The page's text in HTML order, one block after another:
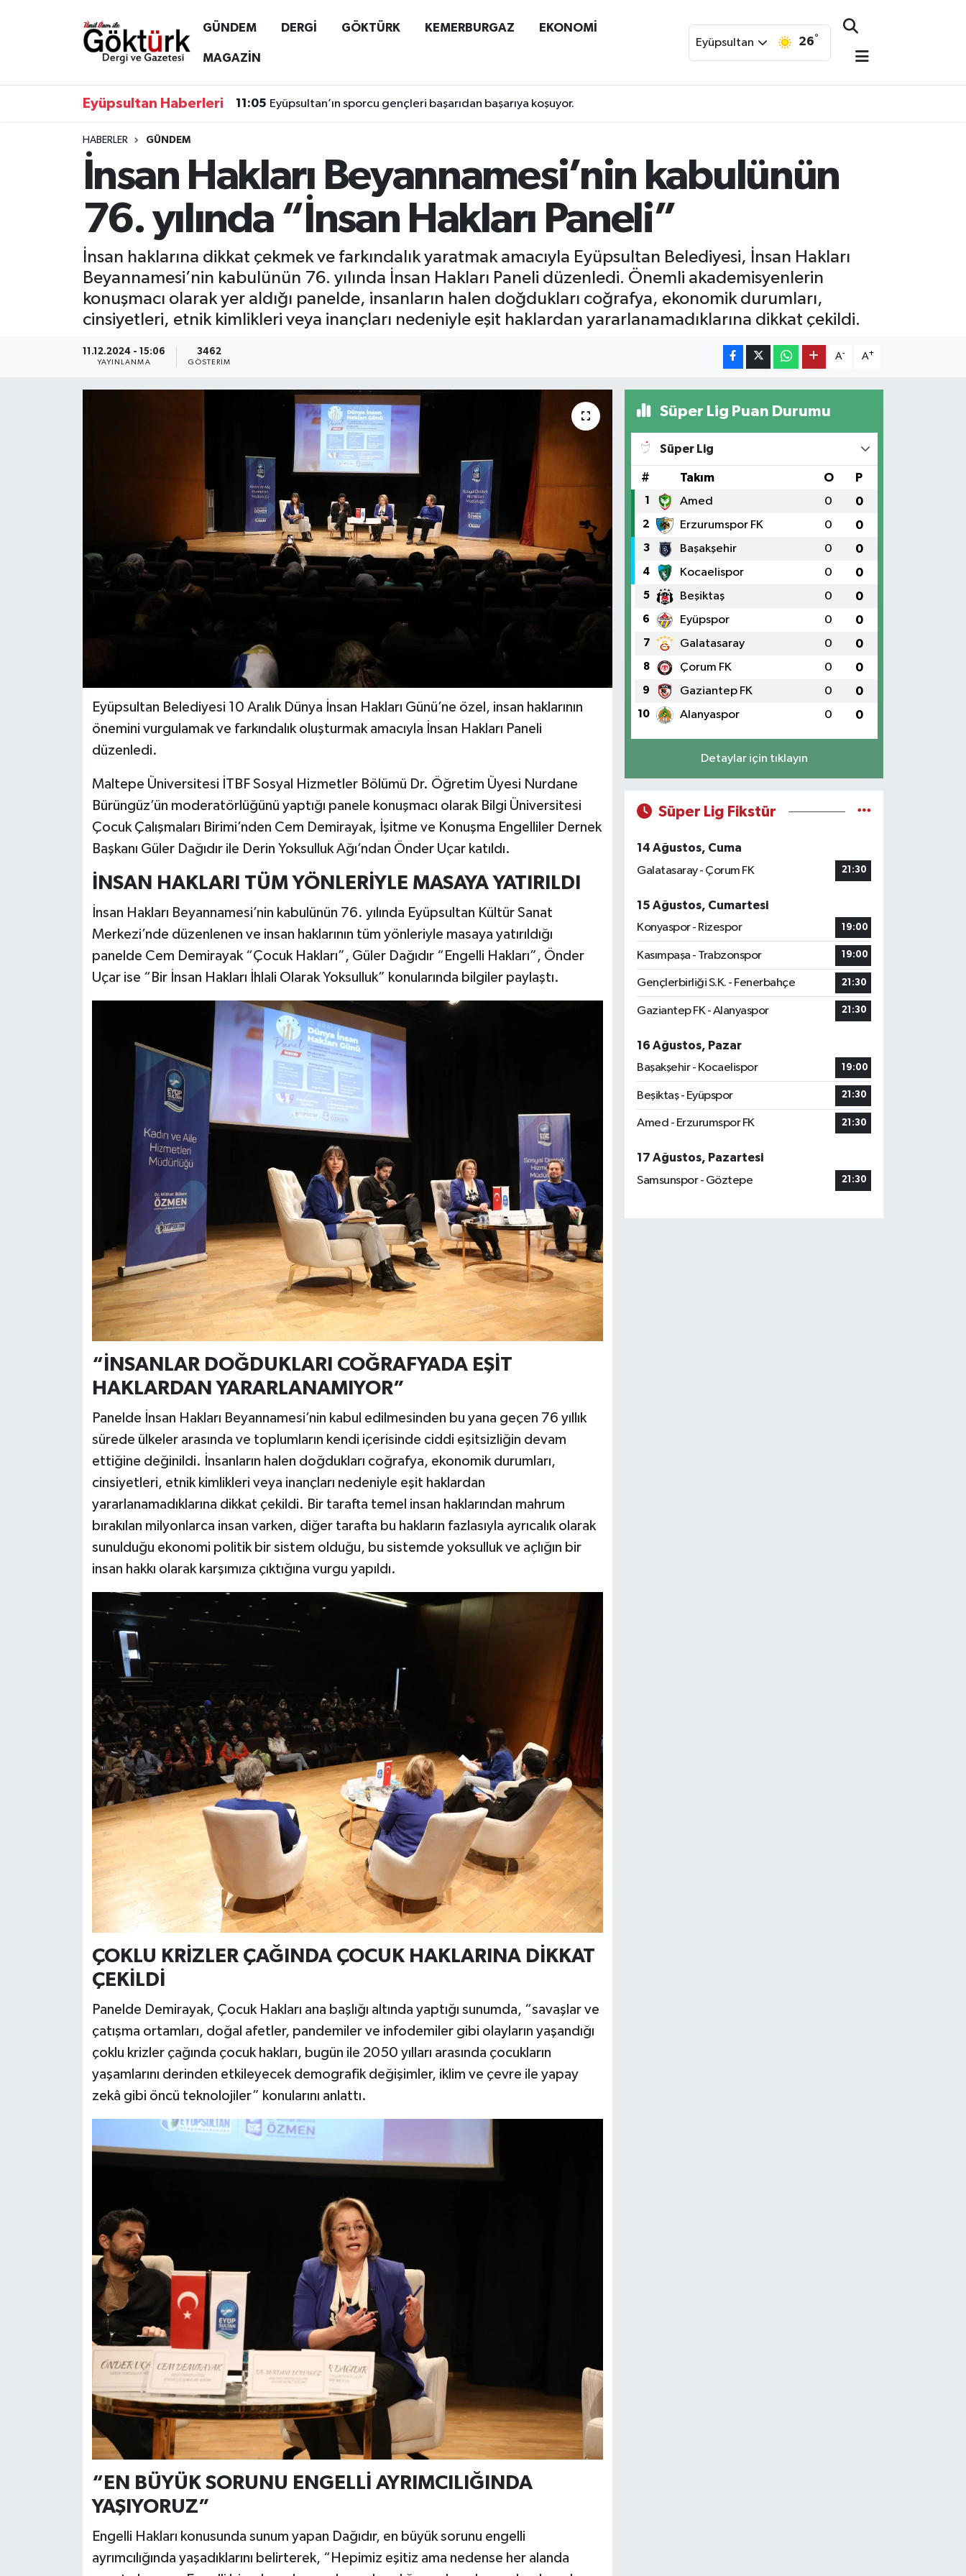
GÜNDEM DERGİ GÖKTÜRK KEMERBURGAZ EKONOMİ
MAGAZİN
Eyüpsultan 26°
Eyüpsultan Haberleri 11:05 Eyüpsultan’ın sporcu gençleri başarıdan başarıya koşuyor.
HABERLER GÜNDEM
İnsan Hakları Beyannamesi’nin kabulünün
76. yılında “İnsan Hakları Paneli”
İnsan haklarına dikkat çekmek ve farkındalık yaratmak amacıyla Eyüpsultan Belediyesi, İnsan Hakları
Beyannamesi’nin kabulünün 76. yılında İnsan Hakları Paneli düzenledi. Önemli akademisyenlerin
konuşmacı olarak yer aldığı panelde, insanların halen doğdukları coğrafya, ekonomik durumları,
cinsiyetleri, etnik kimlikleri veya inançları nedeniyle eşit haklardan yararlanamadıklarına dikkat çekildi.
11.12.2024 - 15:06
YAYINLANMA
3462
GÖSTERIM
A- A+
Eyüpsultan Belediyesi 10 Aralık Dünya İnsan Hakları Günü’ne özel, insan haklarının
önemini vurgulamak ve farkındalık oluşturmak amacıyla İnsan Hakları Paneli
düzenledi.
Maltepe Üniversitesi İTBF Sosyal Hizmetler Bölümü Dr. Öğretim Üyesi Nurdane
Bürüngüz’ün moderatörlüğünü yaptığı panele konuşmacı olarak Bilgi Üniversitesi
Çocuk Çalışmaları Birimi’nden Cem Demirayak, İşitme ve Konuşma Engelliler Dernek
Başkanı Güler Dağıdır ile Derin Yoksulluk Ağı’ndan Önder Uçar katıldı.
İNSAN HAKLARI TÜM YÖNLERİYLE MASAYA YATIRILDI
İnsan Hakları Beyannamesi’nin kabulünün 76. yılında Eyüpsultan Kültür Sanat
Merkezi’nde düzenlenen ve insan haklarının tüm yönleriyle masaya yatırıldığı
panelde Cem Demirayak “Çocuk Hakları”, Güler Dağıdır “Engelli Hakları”, Önder
Uçar ise “Bir İnsan Hakları İhlali Olarak Yoksulluk” konularında bilgiler paylaştı.
“İNSANLAR DOĞDUKLARI COĞRAFYADA EŞİT
HAKLARDAN YARARLANAMIYOR”
Panelde İnsan Hakları Beyannamesi’nin kabul edilmesinden bu yana geçen 76 yıllık
sürede ülkeler arasında ve toplumların kendi içerisinde ciddi eşitsizliğin devam
ettiğine değinildi. İnsanların halen doğdukları coğrafya, ekonomik durumları,
cinsiyetleri, etnik kimlikleri veya inançları nedeniyle eşit haklardan
yararlanamadıklarına dikkat çekildi. Bir tarafta temel insan haklarından mahrum
bırakılan milyonlarca insan varken, diğer tarafta bu hakların fazlasıyla ayrıcalık olarak
sunulduğu ekonomi politik bir sistem olduğu, bu sistemde yoksulluk ve açlığın bir
insan hakkı olarak karşımıza çıktığına vurgu yapıldı.
ÇOKLU KRİZLER ÇAĞINDA ÇOCUK HAKLARINA DİKKAT
ÇEKİLDİ
Panelde Demirayak, Çocuk Hakları ana başlığı altında yaptığı sunumda, “savaşlar ve
çatışma ortamları, doğal afetler, pandemiler ve infodemiler gibi olayların yaşandığı
çoklu krizler çağında çocuk hakları, bugün ile 2050 yılları arasında çocukların
yaşamlarını derinden etkileyecek demografik değişimler, iklim ve çevre ile yapay
zekâ gibi öncü teknolojiler” konularını anlattı.
“EN BÜYÜK SORUNU ENGELLİ AYRIMCILIĞINDA
YAŞIYORUZ”
Engelli Hakları konusunda sunum yapan Dağıdır, en büyük sorunu engelli
ayrımcılığında yaşadıklarını belirterek, “Hepimiz eşitiz ama nedense her alanda
Süper Lig Puan Durumu
Süper Lig
# Takım O P
1 Amed 0 0
2 Erzurumspor FK 0 0
3 Başakşehir 0 0
4 Kocaelispor 0 0
5 Beşiktaş 0 0
6 Eyüpspor 0 0
7 Galatasaray 0 0
8 Çorum FK 0 0
9 Gaziantep FK 0 0
10 Alanyaspor 0 0
Detaylar için tıklayın
Süper Lig Fikstür
14 Ağustos, Cuma
Galatasaray - Çorum FK
21:30
15 Ağustos, Cumartesi
Konyaspor - Rizespor
19:00
Kasımpaşa - Trabzonspor 19:00
Gençlerbirliği S.K. - Fenerbahçe 21:30
Gaziantep FK - Alanyaspor 21:30
16 Ağustos, Pazar
Başakşehir - Kocaelispor
19:00
Beşiktaş - Eyüpspor 21:30
Amed - Erzurumspor FK 21:30
17 Ağustos, Pazartesi
Samsunspor - Göztepe
21:30
Anne Çocuk
GÖKTÜRK
GÜNDEM
KEMERBURGAZ
TEKNOLOJİ
Eyüpsultan Hava Durumu
Son Dakika Haberleri